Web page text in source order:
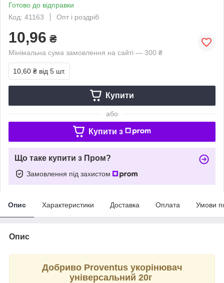
Готово до відправки
Код: 41163
Опт і роздріб
10,96 ₴
Мінімальна сума замовлення на сайті — 300 ₴
10,60 ₴ від 5 шт.
Купити
або
Купити з
Що таке купити з Пром?
Замовлення під захистом
Опис Характеристики Доставка Оплата Умови
Опис
Добриво Proventus укорінювач
універсальний 20г